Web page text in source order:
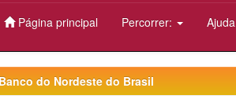
Página principal Percorrer: Ajuda
do Nordeste do Brasil